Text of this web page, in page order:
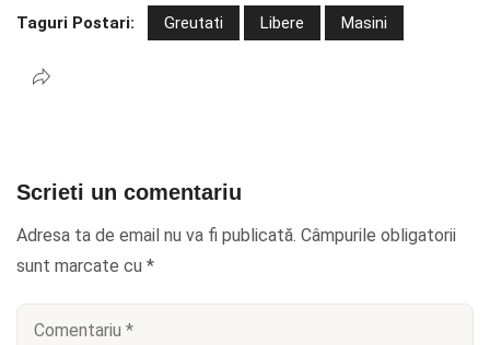
Taguri Postari: Greutati Libere Masini
Scrieti un comentariu
Adresa ta de email nu va fi publicată. Câmpurile obligatorii
sunt marcate cu *